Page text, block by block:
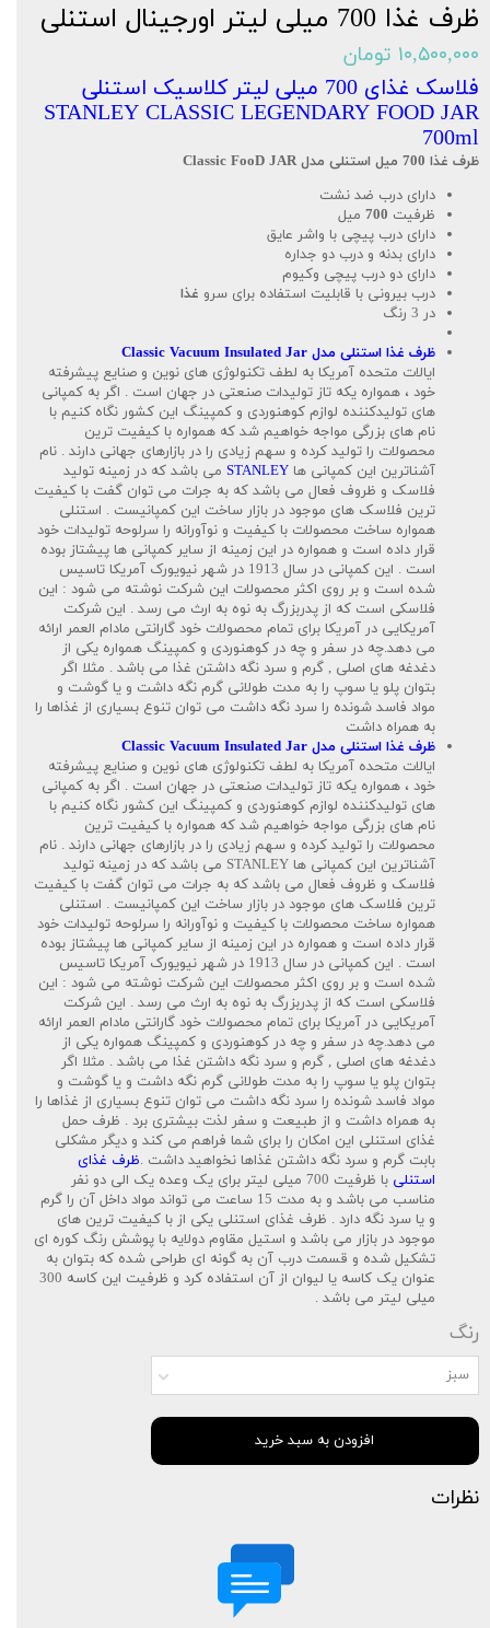
ظرف غذا 700 میلی لیتر اورجینال استنلی
۱۰,۵۰۰,۰۰۰ تومان
فلاسک غذای 700 میلی لیتر کلاسیک استنلی
STANLEY CLASSIC LEGENDARY FOOD JAR
700ml
ظرف غذا 700 میل استنلی مدل Classic FooD JAR
دارای درب ضد نشت
ظرفیت 700 میل
دارای درب پیچی با واشر عایق
دارای بدنه و درب دو جداره
دارای دو درب پیچی وکیوم
درب بیرونی با قابلیت استفاده برای سرو غذا
در 3 رنگ
ظرف غذا استنلی مدل Classic Vacuum Insulated Jar
ایالات متحده آمریکا به لطف تکنولوژی های نوین و صنایع پیشرفته
خود ، همواره یکه تاز تولیدات صنعتی در جهان است . اگر به کمپانی
های تولیدکننده لوازم کوهنوردی و کمپینگ این کشور نگاه کنیم با
نام های بزرگی مواجه خواهیم شد که همواره با کیفیت ترین
محصولات را تولید کرده و سهم زیادی را در بازارهای جهانی دارند . نام
آشناترین این کمپانی ها STANLEY می باشد که در زمینه تولید
فلاسک و ظروف فعال می باشد که به جرات می توان گفت با کیفیت
ترین فلاسک های موجود در بازار ساخت این کمپانیست . استنلی
همواره ساخت محصولات با کیفیت و نوآورانه را سرلوحه تولیدات خود
قرار داده است و همواره در این زمینه از سایر کمپانی ها پیشتاز بوده
است . این کمپانی در سال 1913 در شهر نیویورک آمریکا تاسیس
شده است و بر روی اکثر محصولات این شرکت نوشته می شود : این
فلاسکی است که از پدربزرگ به نوه به ارث می رسد . این شرکت
آمریکایی در آمریکا برای تمام محصولات خود گارانتی مادام العمر ارائه
می دهد.چه در سفر و چه در کوهنوردی و کمپینگ همواره یکی از
دغدغه های اصلی , گرم و سرد نگه داشتن غذا می باشد . مثلا اگر
بتوان پلو یا سوپ را به مدت طولانی گرم نگه داشت و یا گوشت و
مواد فاسد شونده را سرد نگه داشت می توان تنوع بسیاری از غذاها را
به همراه داشت
ظرف غذا استنلی مدل Classic Vacuum Insulated Jar
ایالات متحده آمریکا به لطف تکنولوژی های نوین و صنایع پیشرفته
خود ، همواره یکه تاز تولیدات صنعتی در جهان است . اگر به کمپانی
های تولیدکننده لوازم کوهنوردی و کمپینگ این کشور نگاه کنیم با
نام های بزرگی مواجه خواهیم شد که همواره با کیفیت ترین
محصولات را تولید کرده و سهم زیادی را در بازارهای جهانی دارند . نام
آشناترین این کمپانی ها STANLEY می باشد که در زمینه تولید
فلاسک و ظروف فعال می باشد که به جرات می توان گفت با کیفیت
ترین فلاسک های موجود در بازار ساخت این کمپانیست . استنلی
همواره ساخت محصولات با کیفیت و نوآورانه را سرلوحه تولیدات خود
قرار داده است و همواره در این زمینه از سایر کمپانی ها پیشتاز بوده
است . این کمپانی در سال 1913 در شهر نیویورک آمریکا تاسیس
شده است و بر روی اکثر محصولات این شرکت نوشته می شود : این
فلاسکی است که از پدربزرگ به نوه به ارث می رسد . این شرکت
آمریکایی در آمریکا برای تمام محصولات خود گارانتی مادام العمر ارائه
می دهد.چه در سفر و چه در کوهنوردی و کمپینگ همواره یکی از
دغدغه های اصلی , گرم و سرد نگه داشتن غذا می باشد . مثلا اگر
بتوان پلو یا سوپ را به مدت طولانی گرم نگه داشت و یا گوشت و
مواد فاسد شونده را سرد نگه داشت می توان تنوع بسیاری از غذاها را
به همراه داشت و از طبیعت و سفر لذت بیشتری برد . ظرف حمل
غذای استنلی این امکان را برای شما فراهم می کند و دیگر مشکلی
بابت گرم و سرد نگه داشتن غذاها نخواهید داشت .ظرف غذای
استنلی
با ظرفیت 700 میلی لیتر برای یک وعده یک الی دو نفر
مناسب می باشد و به مدت 15 ساعت می تواند مواد داخل آن را گرم
و یا سرد نگه دارد . ظرف غذای استنلی یکی از با کیفیت ترین های
موجود در بازار می باشد و استیل مقاوم دولایه با پوشش رنگ کوره ای
تشکیل شده و قسمت درب آن به گونه ای طراحی شده که بتوان به
عنوان یک کاسه یا لیوان از آن استفاده کرد و ظرفیت این کاسه 300
میلی لیتر می باشد .
رنگ
سبز
افزودن به سبد خرید
نظرات